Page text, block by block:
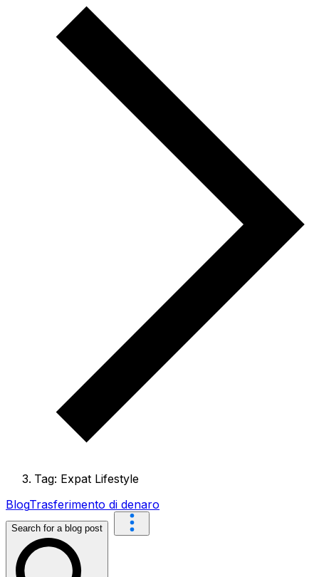
Tag: Expat Lifestyle
BlogTrasferimento di denaro
Search for a blog post